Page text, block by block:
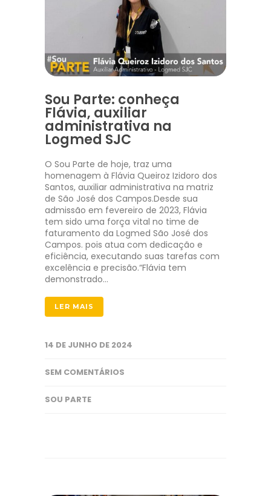
Sou Parte: conheça
Flávia, auxiliar
administrativa na
Logmed SJC
O Sou Parte de hoje, traz uma
homenagem à Flávia Queiroz Izidoro dos
Santos, auxiliar administrativa na matriz
de São José dos Campos.Desde sua
admissão em fevereiro de 2023, Flávia
tem sido uma força vital no time de
faturamento da Logmed São José dos
Campos. pois atua com dedicação e
eficiência, executando suas tarefas com
excelência e precisão.“Flávia tem
demonstrado…
LER MAIS
14 DE JUNHO DE 2024
SEM COMENTÁRIOS
SOU PARTE